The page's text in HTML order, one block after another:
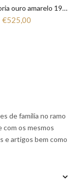
Anel Memoria ouro amarelo 19.25 Kt Zirconias ANL192640.00
€525,00
de familia no ramo
com os mesmos
e artigos bem como